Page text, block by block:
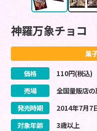
神羅万象チョコ
菓
価格 110円(税込)
売場
全国量販店
発売時期
2014年7月7
対象年齢
3歳以上